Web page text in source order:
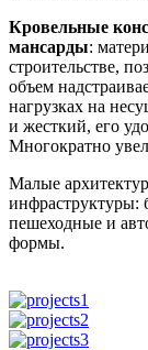
Кровельные
мансарды:
строительстве,
объем
нагрузках на
и жесткий, его
Многократно
Малые
инфраструктуры:
пешеходные и
формы.